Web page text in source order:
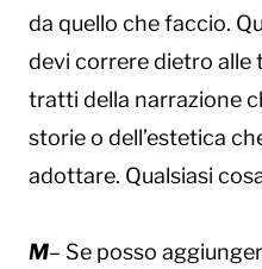
da quello che faccio.
devi correre dietro alle
tratti della narrazione
storie o dell’estetica
adottare. Qualsiasi
M– Se posso